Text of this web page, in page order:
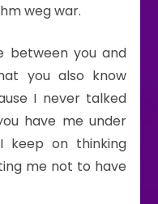
weg war.
between you and
you also know
I never talked
have me under
keep on thinking
me not to have